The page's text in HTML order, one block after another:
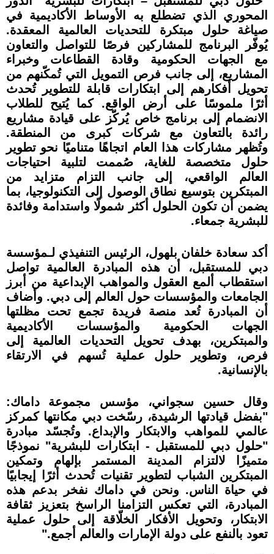
المحوري الذي تضطلع به الأوساط الأكاديمية في
صياغة حلول مبتكرة للتحديات العالمية المعقدة.
يُوفّر البرنامج للمشاركين فرصًا للتواصل والتعاون
مع الجهات الحكومية وقادة القطاعات وخبراء
المشاريع، إلى جانب فرص التمويل التي تُمكّنهم من
تحويل أفكارهم إلى ابتكارات قابلة للتطوير تُحدث
أثرًا ملموسًا على أرض الواقع. كما يُتيح للطلاب
الانضمام إلى برنامج خاص يُركّز على قيادة مشاريع
رائدة بالتعاون مع شركات كبرى من المنطقة.
وتُظهر مشاركات هذا العام اتجاهًا متناميًا نحو تطوير
حلول متخصصة للغاية، صُممت لتلبية احتياجات
العالم الواقعي، إلى جانب التزام متزايد من
المبتكرين بتوسيع نطاق الوصول إلى التكنولوجيا، بما
يضمن أن تكون الحلول أكثر شمولًا واستدامة وفائدة
للبشرية جمعاء.
أكد سعادة خلفان بلهول، الرئيس التنفيذي لـمؤسسة
دبي للمستقبل، أن هذه المبادرة العالمية تواصل
استقطاب ألمع العقول والمواهب الإبداعية من أبرز
الجامعات والمؤسسات حول العالم إلى دبي. وأضاف
أن المبادرة تُعد منصة فريدة تجمع تحت مظلتها
الجهات الحكومية والمؤسسات الأكاديمية
والمبتكرين، بهدف تحويل التحديات العالمية إلى
فرص، وتطوير حلول عملية تُسهم في الارتقاء
بالإنسانية.
وقال حسين سجواني، مؤسس مجموعة داماك:
"بفضل قيادتها الرشيدة، رسّخت دبي مكانتها كمركز
عالمي للمواهب والابتكار والإبداع. وتُجسّد مبادرة
"حلول دبي للمستقبل - ابتكارات للبشرية" نموذجًا
متميزًا لالتزام المدينة المستمر بإلهام وتمكين
المبتكرين الشباب لتطوير تقنيات تُحدث أثرًا إيجابيًا
في حياة الناس. ونحن في داماك نفخر بدعم هذه
المبادرة، التي تعكس التزامنا الراسخ بتعزيز ثقافة
الابتكار، وتحويل الأفكار الخلّاقة إلى حلول عملية
تعود بالنفع على دولة الإمارات والعالم أجمع."